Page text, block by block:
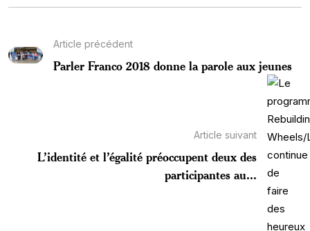
Article précédent
Parler Franco 2018 donne la parole aux jeunes
Article suivant
L’identité et l’égalité préoccupent deux des
participantes au...